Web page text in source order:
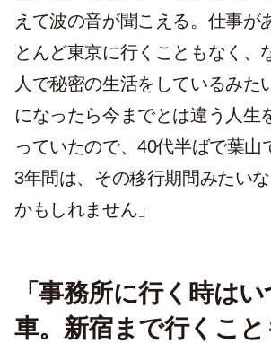
えて波の音が聞こえる。仕事が
とんど東京に行くこともなく、
人で秘密の生活をしているみた
になったら今までとは違う人生
っていたので、40代半ばで葉山
3年間は、その移行期間みたい
かもしれません」
「事務所に行く時は
車。新宿まで行くこと